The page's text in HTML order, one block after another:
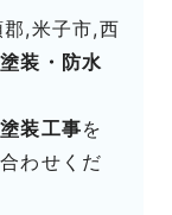
,米子市,西
装・防水
塗装工事を
わせくだ